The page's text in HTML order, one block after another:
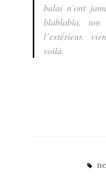
balai n’ont
blablabla,
l’extérieur.
voilà.